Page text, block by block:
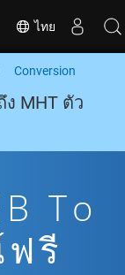
ไทย
Conversion
ง MHT ตัว
To
รี